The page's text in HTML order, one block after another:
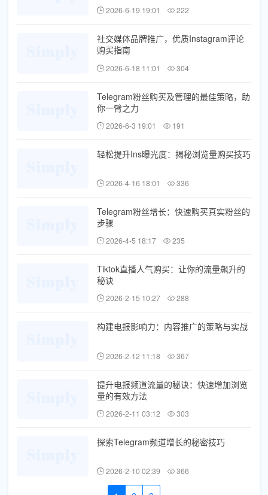
2026-6-19 19:01 222
社交媒体品牌推广，优质Instagram评论
购买指南
2026-6-18 11:01 304
Telegram粉丝购买及管理的最佳策略，助
你一臂之力
2026-6-3 19:01 191
轻松提升Ins曝光度：揭秘浏览量购买技巧
2026-4-16 18:01 336
Telegram粉丝增长：快速购买真实粉丝的
步骤
2026-4-5 18:17 235
Tiktok直播人气购买：让你的流量飙升的
秘诀
2026-2-15 10:27 288
构建电报影响力：内容推广的策略与实战
2026-2-12 11:18 367
提升电报频道流量的秘诀：快速增加浏览
量的有效方法
2026-2-11 03:12 303
探索Telegram频道增长的秘密技巧
2026-2-10 02:39 366